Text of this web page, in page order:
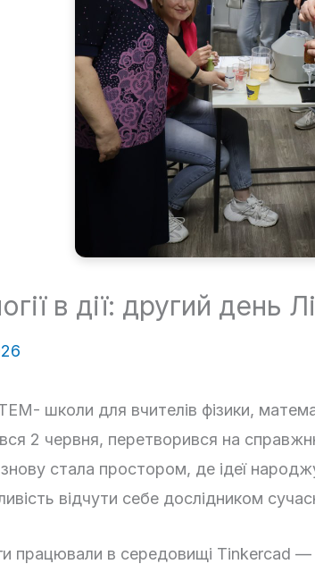
в дії: другий день
школи для вчителів фізики,
2 червня, перетворився на
стала простором, де ідеї
відчути себе дослідником
працювали в середовищі Tinkercad